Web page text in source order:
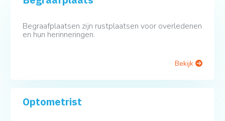
Begraafplaatsen zijn rustplaatsen voor overledenen
en hun herinneringen.
Bekijk
Optometrist